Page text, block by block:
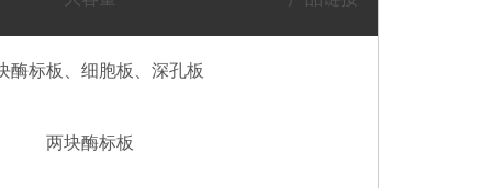
酶标板、细胞板、深孔板
两块酶标板